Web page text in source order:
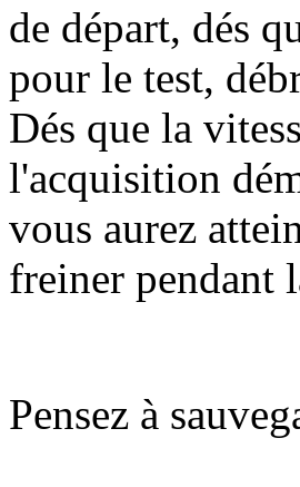
de départ, dés
pour le test,
Dés que la
l'acquisition
vous aurez
freiner pendant
Pensez à